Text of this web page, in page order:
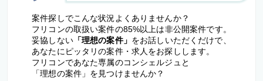
案件探しでこんな状況よくありませんか？
フリコンの取扱い案件の85%以上は非公開案件です。
妥協しない「理想の案件」 をお話しいただくだけで、
あなたにピッタリの案件・求人をお探しします。
フリコンであなた専属のコンシェルジュと
「理想の案件」を見つけませんか？